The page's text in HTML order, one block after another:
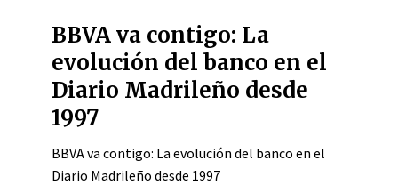
BBVA va contigo: La
evolución del banco en el
Diario Madrileño desde
1997
BBVA va contigo: La evolución del banco en el
Diario Madrileño desde 1997